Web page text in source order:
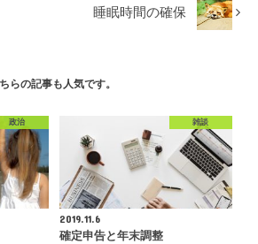
睡眠時間の確保
らの記事も人気です。
政治 雑談
2019.11.6
確定申告と年末調整